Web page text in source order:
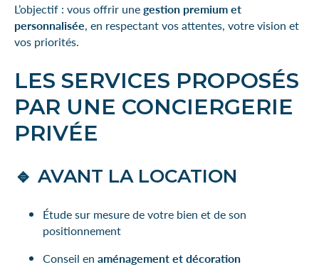
L’objectif : vous offrir unegestion premium et
personnalisée, en respectant vos attentes, votre vision et
vos priorités.
LES SERVICES PROPOSÉS
PAR UNE CONCIERGERIE
PRIVÉE
🔹 AVANT LA LOCATION
Étude sur mesure de votre bien et de son
positionnement
Conseil en aménagement et décoration